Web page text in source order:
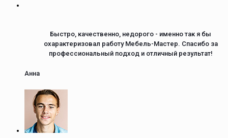
Быстро, качественно, недорого - именно так я бы
охарактеризовал работу Мебель-Мастер. Спасибо за
профессиональный подход и отличный результат!
Анна